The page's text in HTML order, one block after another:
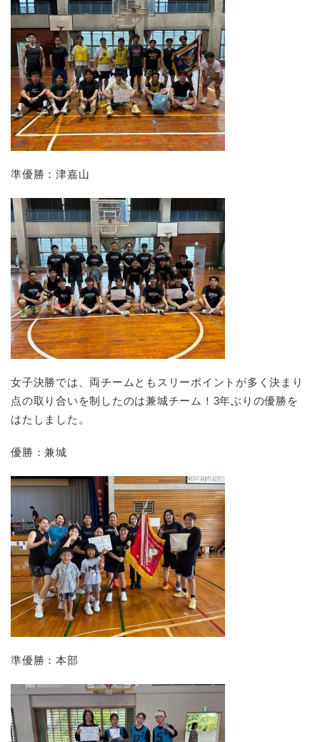
準優勝：津嘉山
女子決勝では、両チームともスリーポイントが多く決まり
点の取り合いを制したのは兼城チーム！3年ぶりの優勝を
はたしました。
優勝：兼城
準優勝：本部